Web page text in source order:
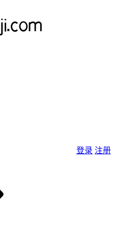
登录 注册